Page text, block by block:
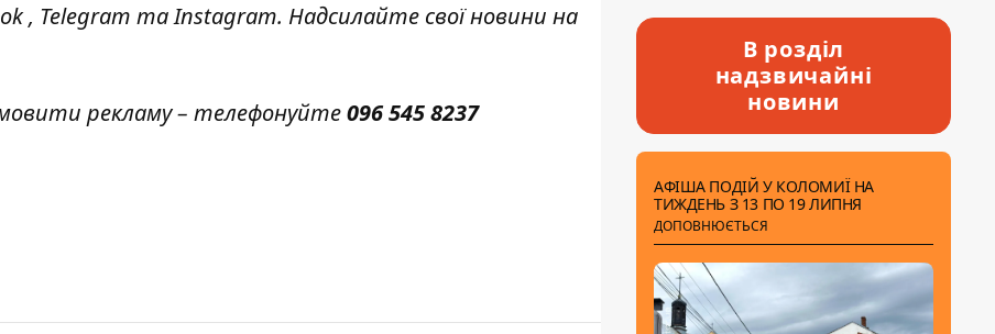
, Telegram таInstagram. Надсилайте свої новини на
рекламу – телефонуйте096 545 8237
В розділ
надзвичайні
новини
АФІША ПОДІЙ У КОЛОМИЇ НА
ТИЖДЕНЬ З 13 ПО 19 ЛИПНЯ
ДОПОВНЮЄТЬСЯ